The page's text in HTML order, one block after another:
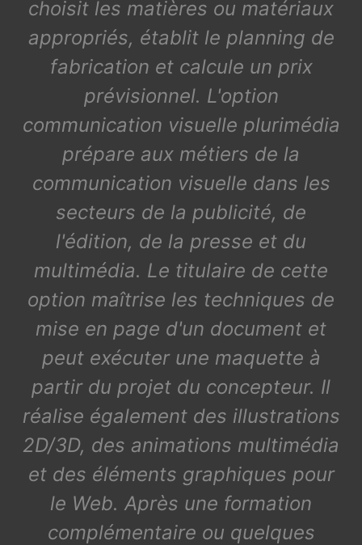
choisit les matières ou matériaux
appropriés, établit le planning de
fabrication et calcule un prix
prévisionnel. L'option
communication visuelle plurimédia
prépare aux métiers de la
communication visuelle dans les
secteurs de la publicité, de
l'édition, de la presse et du
multimédia. Le titulaire de cette
option maîtrise les techniques de
mise en page d'un document et
peut exécuter une maquette à
partir du projet du concepteur. Il
réalise également des illustrations
2D/3D, des animations multimédia
et des éléments graphiques pour
le Web. Après une formation
complémentaire ou quelques